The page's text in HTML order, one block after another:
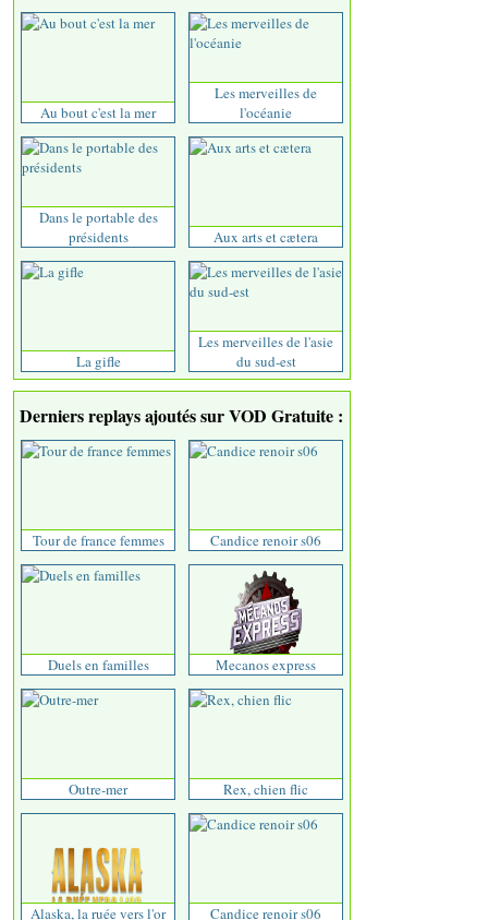
Au bout c'est la mer
Les merveilles de
l'océanie
Dans le portable des
présidents
Aux arts et cætera
La gifle
Les merveilles de l'asie
du sud-est
Derniers replays ajoutés sur VOD Gratuite :
Tour de france femmes Candice renoir s06
Duels en familles Mecanos express
Outre-mer Rex, chien flic
Alaska, la ruée vers l'or Candice renoir s06